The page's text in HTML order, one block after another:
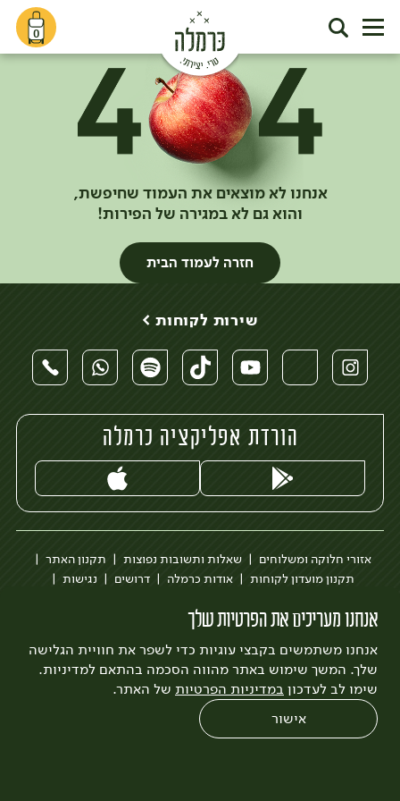
0
אנחנו לא מוצאים את העמוד שחיפשת,
והוא גם לא במגירה של הפירות!
חזרה לעמוד הבית
אנחנו מעריכים את הפרטיות שלך
אנחנו משתמשים בקבצי עוגיות כדי לשפר את חוויית הגלישה
שלך. המשך שימוש באתר מהווה הסכמה בהתאם למדיניות.
שימו לב לעדכון במדיניות הפרטיות של האתר.
אישור
שירות לקוחות >
הורדת אפליקציה כרמלה
אזורי חלוקה ומשלוחים שאלות ותשובות נפוצות
תקנון האתר
תקנון מועדון לקוחות
אודות כרמלה דרושים
נגישות
לצפייה בעדכון מדיניות פרטיות
עיצוב:3bears פיתוח:Quatro